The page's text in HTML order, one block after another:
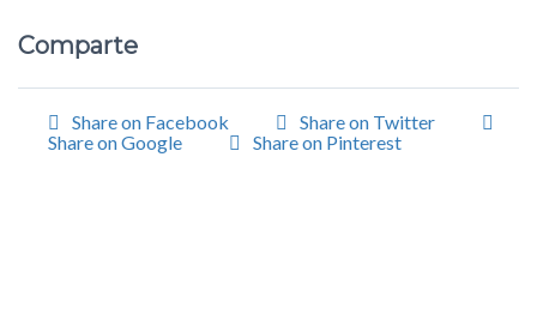
Comparte
Share on Facebook
Share on Twitter
Share on Google
Share on Pinterest